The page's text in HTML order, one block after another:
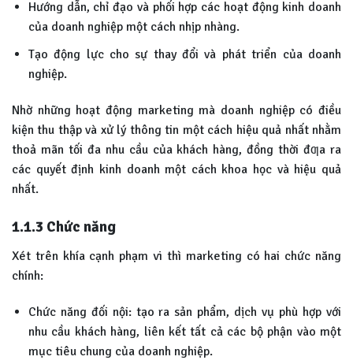
Hướng dẫn, chỉ đạo và phối hợp các hoạt động kinh doanh
của doanh nghiệp một cách nhịp nhàng.
Tạo động lực cho sự thay đổi và phát triển của doanh
nghiệp.
Nhờ những hoạt động marketing mà doanh nghiệp có điều
kiện thu thập và xử lý thông tin một cách hiệu quả nhất nhằm
thoả mãn tối đa nhu cầu của khách hàng, đồng thời đƣa ra
các quyết định kinh doanh một cách khoa học và hiệu quả
nhất.
1.1.3 Chức năng
Xét trên khía cạnh phạm vi thì marketing có hai chức năng
chính:
Chức năng đối nội: tạo ra sản phẩm, dịch vụ phù hợp với
nhu cầu khách hàng, liên kết tất cả các bộ phận vào một
mục tiêu chung của doanh nghiệp.